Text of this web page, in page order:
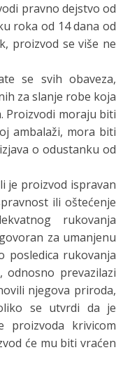
pravno dejstvo od
roka od 14 dana od
proizvod se više ne
se svih obaveza,
za slanje robe koja
Proizvodi moraju biti
ambalaži, mora biti
o odustanku od
je proizvod ispravan
ili oštećenje
rukovanja
za umanjenu
posledica rukovanja
prevazilazi
njegova priroda,
se utvrdi da je
proizvoda krivicom
će mu biti vraćen